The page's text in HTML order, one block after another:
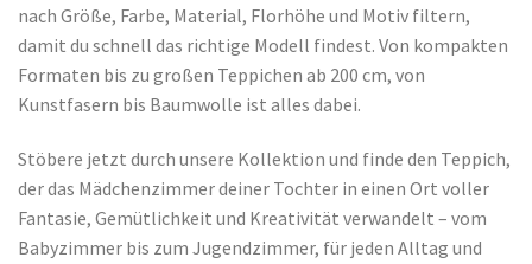
nach Größe, Farbe, Material, Florhöhe und Motiv filtern,
damit du schnell das richtige Modell findest. Von kompakten
Formaten bis zu großen Teppichen ab 200 cm, von
Kunstfasern bis Baumwolle ist alles dabei.
Stöbere jetzt durch unsere Kollektion und finde den Teppich,
der das Mädchenzimmer deiner Tochter in einen Ort voller
Fantasie, Gemütlichkeit und Kreativität verwandelt – vom
Babyzimmer bis zum Jugendzimmer, für jeden Alltag und